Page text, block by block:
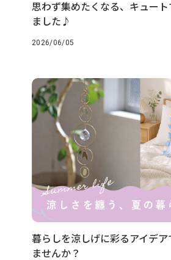
思わず集めたくなる、キュー
ました♪
2026/06/05
暮らしを涼しげに彩るアイデ
ませんか？